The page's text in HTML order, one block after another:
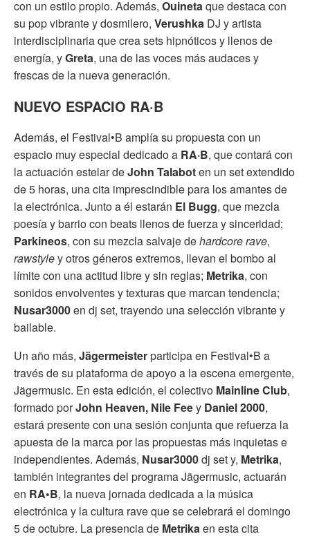
con un estilo propio. Además, Ouinetaquedestaca con
su pop vibrante y dosmilero, Verushka DJ y artista
interdisciplinaria que crea sets hipnóticos y llenos de
energía, yGreta, una de las voces más audaces y
frescas de la nueva generación.
NUEVO ESPACIO RA·B
Además, el Festival•B amplía su propuesta con un
espacio muy especial dedicado a RA·B, que contará con
la actuación estelar deJohn Talaboten un set extendido
de 5 horas, una cita imprescindible para los amantes de
la electrónica. Junto a él estarán El Bugg, que mezcla
poesía y barrio con beats llenos de fuerza y sinceridad;
Parkineos, con su mezcla salvaje dehardcore rave,
rawstyley otros géneros extremos, llevan el bombo al
límite con una actitud libre y sin reglas; Metrika, con
sonidos envolventes y texturas que marcan tendencia;
Nusar3000en dj set, trayendo una selección vibrante y
bailable.
Un año más, Jägermeisterparticipa en Festival•B a
través de su plataforma de apoyo a la escena emergente,
Jägermusic. En esta edición, el colectivo Mainline Club,
formado porJohn Heaven, Nile Feey Daniel 2000,
estará presente con una sesión conjunta que refuerza la
apuesta de la marca por las propuestas más inquietas e
independientes. Además, Nusar3000dj set y, Metrika,
también integrantes del programa Jägermusic, actuarán
en RA•B, la nueva jornada dedicada a la música
electrónica y la cultura rave que se celebrará el domingo
5 de octubre. La presencia de Metrikaen esta cita